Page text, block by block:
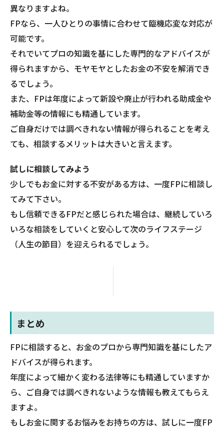
異なりますよね。
FPなら、一人ひとりの事情に合わせて臨機応変な対応が
可能です。
それでいてプロの知識を基にした専門的なアドバイスが
得られますから、モヤモヤとしたお金の不安を解消でき
るでしょう。
また、FPは年度によって新設や廃止が行われる助成金や
補助金等の情報にも精通しています。
ご自身だけでは調べきれない情報が得られることを考え
ても、相談するメリットは大きいと言えます。
試しに相談してみよう
少しでもお金に対する不安がある方は、一度FPに相談し
てみて下さい。
もし信頼できるFPだと感じられた場合は、継続していろ
いろな相談をしていくと安心して次のライフステージ
（人生の節目）を迎えられるでしょう。
まとめ
FPに相談すると、お金のプロから専門知識を基にしたア
ドバイスが得られます。
年度によって細かく変わる法律等にも精通していますか
ら、ご自身では調べきれないような情報も教えてもらえ
ますよ。
もしお金に関するお悩みをお持ちの方は、試しに一度FP